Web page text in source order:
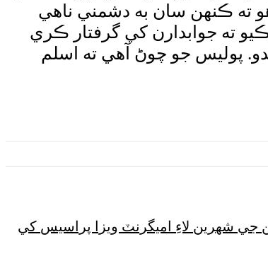
ته ڪنهن سان به دشمني ناهي
ته جوابدارن کي گرفتار ڪري
پوليس جو چوڻ آهي ته اسلم
سميت 75 ملڪن جي شهرين لاءِ اميگرنٽ ويزا پراسيس کي